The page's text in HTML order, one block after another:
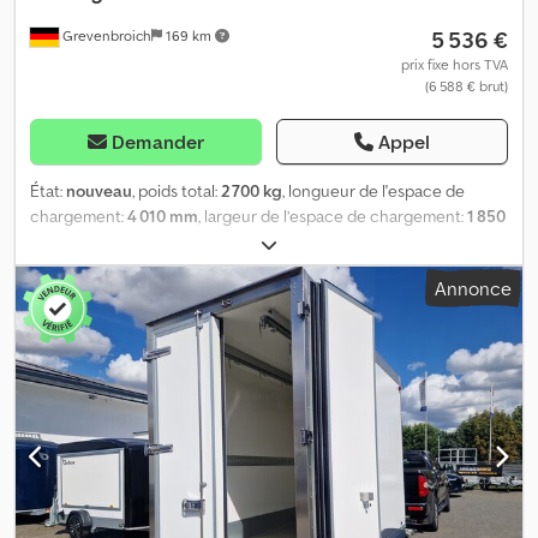
Grevenbroich 169 km 5 536 €
prix fixe hors TVA
(6 588 € brut)
Demander Appel
État: nouveau, poids total:2 700 kg, longueur de l'espace de
chargement:4 010 mm, largeur de l’espace de chargement:1 850
, hauteur de l'espace de chargement:
ligne sur trailer-shop.de Chez ANHÄNGERWIRTZ, de nombreux
modèles sont disponibles en ligne. Achetez facilement et à tout
moment, 24 heures sur 24, 7 jours sur 7. Vous pouvez venir
chercher votre commande vous-même ou vous la faire livrer 😊.
Le marché en ligne pour votre nouvelle remorque propose des
marques de qualité ! Plus de 850 nouvelles remorques en stock.
Plus de 130 remorques d’occasion en offre permanente. Exemple
sans engagement : remorque à caisse AZ 2740/185 S35,
dimensions 401 x 185 x 205 cm, poids total autorisé en charge
(PTAC) 2 700 kg, freinée, plateforme basse à deux essieux, châssis
en V, caisse en polyester sandwich, portes à battants avec
Annonce